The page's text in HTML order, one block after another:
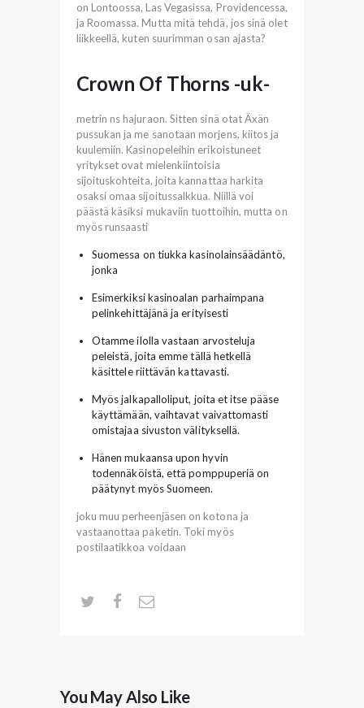
on Lontoossa, Las Vegasissa, Providencessa,
ja Roomassa. Mutta mitä tehdä, jos sinä olet
liikkeellä, kuten suurimman osan ajasta?
Crown Of Thorns -uk-
metrin ns hajuraon. Sitten sinä otat Äxän
pussukan ja me sanotaan morjens, kiitos ja
kuulemiin. Kasinopeleihin erikoistuneet
yritykset ovat mielenkiintoisia
sijoituskohteita, joita kannattaa harkita
osaksi omaa sijoitussalkkua. Niillä voi
päästä käsiksi mukaviin tuottoihin, mutta on
myös runsaasti
Suomessa on tiukka kasinolainsäädäntö,
jonka
Esimerkiksi kasinoalan parhaimpana
pelinkehittäjänä ja erityisesti
Otamme ilolla vastaan arvosteluja
peleistä, joita emme tällä hetkellä
käsittele riittävän kattavasti.
Myös jalkapalloliput, joita et itse pääse
käyttämään, vaihtavat vaivattomasti
omistajaa sivuston välityksellä.
Hänen mukaansa upon hyvin
todennäköistä, että pomppuperiä on
päätynyt myös Suomeen.
joku muu perheenjäsen on kotona ja
vastaanottaa paketin. Toki myös
postilaatikkoa voidaan
You May Also Like